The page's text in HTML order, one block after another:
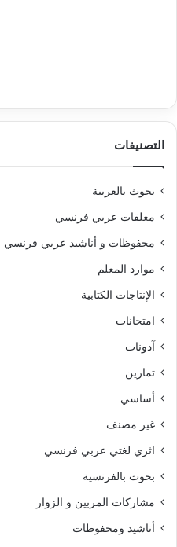
التصنيفات
بحوث بالعربية
معلقات عربي فرنسي
محفوظات و أناشيد عربي فرنسي
موارد المعلم
الإنتاجات الكتابية
امتحانات
آدونات
تمارين
أساسي
غير مصنف
اثري لغتي عربي فرنسي
بحوث بالفرنسية
مشاركات المربين و الزوار
أناشيد ومحفوظات